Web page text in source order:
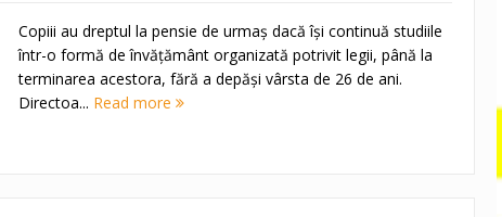
Copiii au dreptul la pensie de urmaş dacă îşi continuă studiile
într-o formă de învăţământ organizată potrivit legii, până la
terminarea acestora, fără a depăşi vârsta de 26 de ani.
Directoa... Read more